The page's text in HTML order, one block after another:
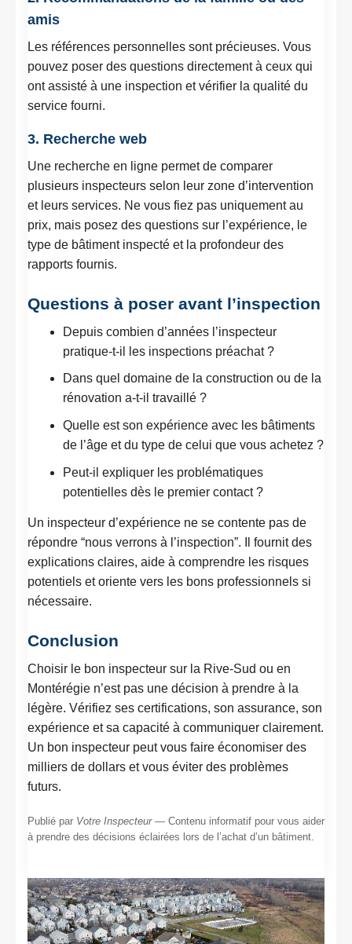
amis
Les références personnelles sont précieuses. Vous
pouvez poser des questions directement à ceux qui
ont assisté à une inspection et vérifier la qualité du
service fourni.
3. Recherche web
Une recherche en ligne permet de comparer
plusieurs inspecteurs selon leur zone d’intervention
et leurs services. Ne vous fiez pas uniquement au
prix, mais posez des questions sur l’expérience, le
type de bâtiment inspecté et la profondeur des
rapports fournis.
Questions à poser avant l’inspection
Depuis combien d’années l’inspecteur
pratique-t-il les inspections préachat ?
Dans quel domaine de la construction ou de la
rénovation a-t-il travaillé ?
Quelle est son expérience avec les bâtiments
de l’âge et du type de celui que vous achetez ?
Peut-il expliquer les problématiques
potentielles dès le premier contact ?
Un inspecteur d’expérience ne se contente pas de
répondre “nous verrons à l’inspection”. Il fournit des
explications claires, aide à comprendre les risques
potentiels et oriente vers les bons professionnels si
nécessaire.
Conclusion
Choisir le bon inspecteur sur la Rive-Sud ou en
Montérégie n’est pas une décision à prendre à la
légère. Vérifiez ses certifications, son assurance, son
expérience et sa capacité à communiquer clairement.
Un bon inspecteur peut vous faire économiser des
milliers de dollars et vous éviter des problèmes
futurs.
Publié par Votre Inspecteur— Contenu informatif pour vous aider
à prendre des décisions éclairées lors de l’achat d’un bâtiment.